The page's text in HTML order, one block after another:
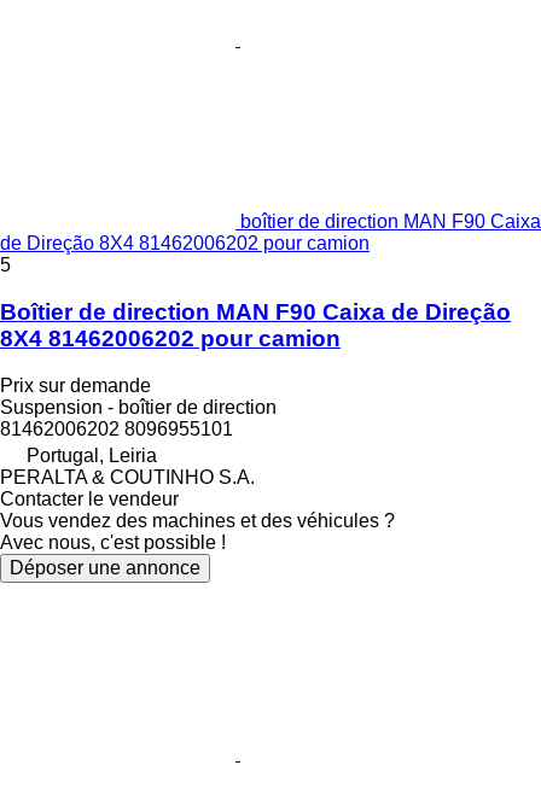
boîtier de direction MAN F90 Caixa
de Direção 8X4 81462006202 pour camion
5
Boîtier de direction MAN F90 Caixa de Direção
8X4 81462006202 pour camion
Prix sur demande
Suspension - boîtier de direction
81462006202 8096955101
Portugal, Leiria
PERALTA & COUTINHO S.A.
Contacter le vendeur
Vous vendez des machines et des véhicules ?
Avec nous, c'est possible !
Déposer une annonce